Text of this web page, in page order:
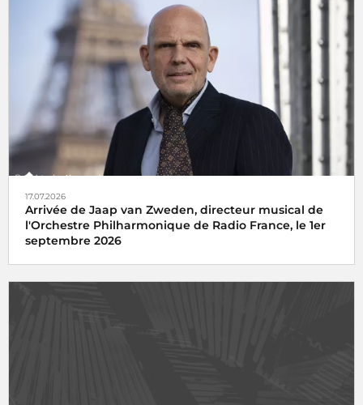
17.07.2026
Arrivée de Jaap van Zweden, directeur musical de
l'Orchestre Philharmonique de Radio France, le 1er
septembre 2026